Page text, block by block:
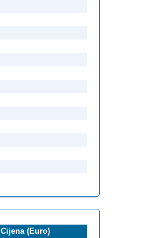
Cijena (Euro)